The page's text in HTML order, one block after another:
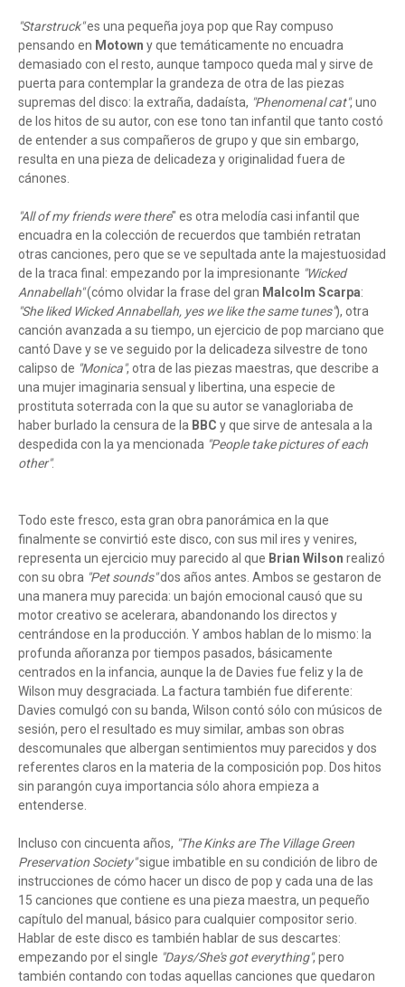
"Starstruck"es una pequeña joya pop que Ray compuso
pensando en Motown y que temáticamente no encuadra
demasiado con el resto, aunque tampoco queda mal y sirve de
puerta para contemplar la grandeza de otra de las piezas
supremas del disco: la extraña, dadaísta, "Phenomenal cat", uno
de los hitos de su autor, con ese tono tan infantil que tanto costó
de entender a sus compañeros de grupo y que sin embargo,
resulta en una pieza de delicadeza y originalidad fuera de
cánones.
"All of my friends were there" es otra melodía casi infantil que
encuadra en la colección de recuerdos que también retratan
otras canciones, pero que se ve sepultada ante la majestuosidad
de la traca final: empezando por la impresionante "Wicked
Annabellah"(cómo olvidar la frase del gran Malcolm Scarpa:
"She liked Wicked Annabellah, yes we like the same tunes"), otra
canción avanzada a su tiempo, un ejercicio de pop marciano que
cantó Dave y se ve seguido por la delicadeza silvestre de tono
calipso de "Monica", otra de las piezas maestras, que describe a
una mujer imaginaria sensual y libertina, una especie de
prostituta soterrada con la que su autor se vanagloriaba de
haber burlado la censura de la BBC y que sirve de antesala a la
despedida con la ya mencionada "People take pictures of each
other".
Todo este fresco, esta gran obra panorámica en la que
finalmente se convirtió este disco, con sus mil ires y venires,
representa un ejercicio muy parecido al que Brian Wilson realizó
con su obra "Pet sounds"dos años antes. Ambos se gestaron de
una manera muy parecida: un bajón emocional causó que su
motor creativo se acelerara, abandonando los directos y
centrándose en la producción. Y ambos hablan de lo mismo: la
profunda añoranza por tiempos pasados, básicamente
centrados en la infancia, aunque la de Davies fue feliz y la de
Wilson muy desgraciada. La factura también fue diferente:
Davies comulgó con su banda, Wilson contó sólo con músicos de
sesión, pero el resultado es muy similar, ambas son obras
descomunales que albergan sentimientos muy parecidos y dos
referentes claros en la materia de la composición pop. Dos hitos
sin parangón cuya importancia sólo ahora empieza a
entenderse.
Incluso con cincuenta años, "The Kinks are The Village Green
Preservation Society"sigue imbatible en su condición de libro de
instrucciones de cómo hacer un disco de pop y cada una de las
15 canciones que contiene es una pieza maestra, un pequeño
capítulo del manual, básico para cualquier compositor serio.
Hablar de este disco es también hablar de sus descartes:
empezando por el single "Days/She's got everything", pero
también contando con todas aquellas canciones que quedaron